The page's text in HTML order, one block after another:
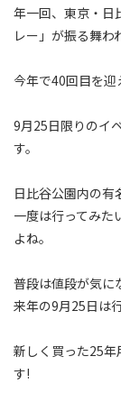
年一回、東京・日
レー」が振る舞わ
今年で40回目を迎
9月25日限りのイ
す。
日比谷公園内の有
一度は行ってみた
よね。
普段は値段が気に
来年の9月25日は
新しく買った25年
す!